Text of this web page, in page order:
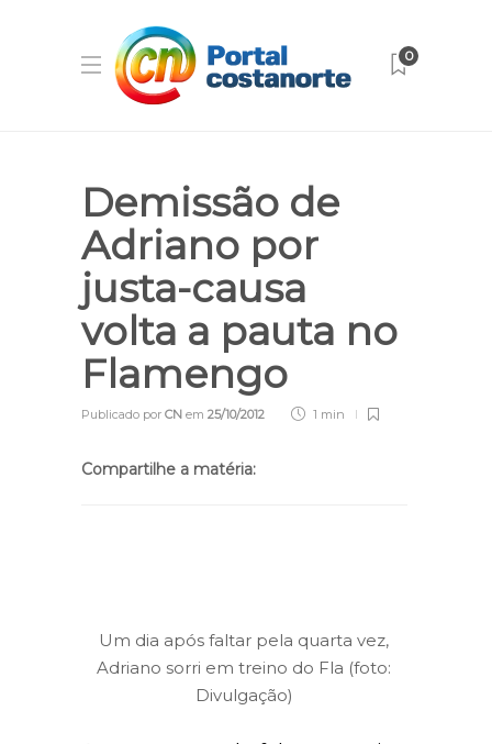
0
Demissão de
Adriano por
justa-causa
volta a pauta no
Flamengo
Publicado por CN em 25/10/2012 1 min
Compartilhe a matéria:
Um dia após faltar pela quarta vez,
Adriano sorri em treino do Fla (foto:
Divulgação)